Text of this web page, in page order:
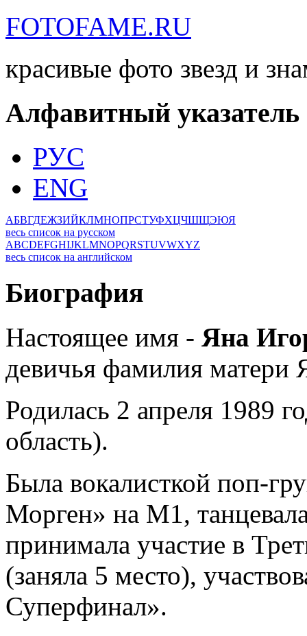
FOTOFAME.RU
красивые фото звезд и
Алфавитный указатель
РУС
ENG
АБВГДЕЖЗИЙКЛМНОПРСТУФХЦЧШЩЭЮЯ
весь список на русском
ABCDEFGHIJKLMNOPQRSTUVWXYZ
весь список на английском
Биография
Настоящее имя - Яна
девичья фамилия матери
Родилась 2 апреля 1989
область).
Была вокалисткой поп-
Морген» на М1,
принимала участие в
(заняла 5 место),
Суперфинал».